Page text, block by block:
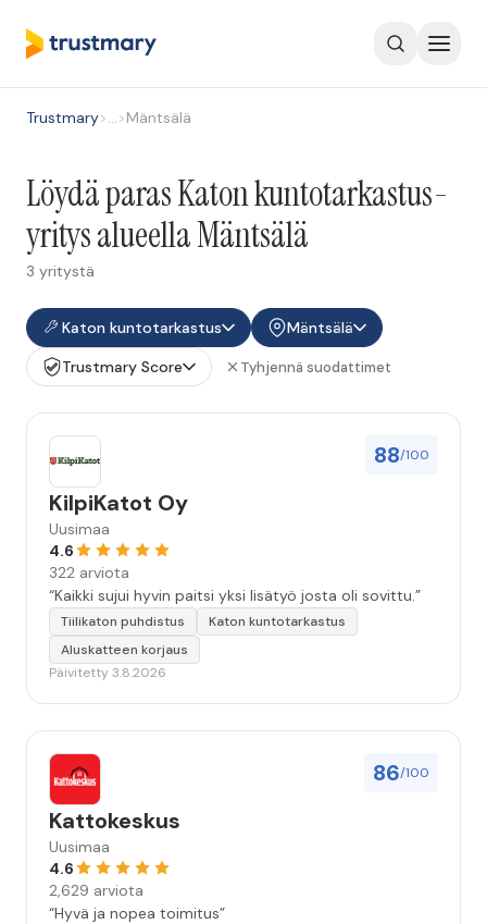
Trustmary>…>Mäntsälä
Löydä paras Katon kuntotarkastus-
yritys alueella Mäntsälä
3 yritystä
Katon kuntotarkastus
Mäntsälä
Trustmary Score
Tyhjennä suodattimet
88/100
KilpiKatot Oy
Uusimaa
4.6
322 arviota
“Kaikki sujui hyvin paitsi yksi lisätyö josta oli sovittu.”
Tiilikaton puhdistus
Katon kuntotarkastus
Aluskatteen korjaus
Päivitetty 3.8.2026
86/100
Kattokeskus
Uusimaa
4.6
2,629 arviota
“Hyvä ja nopea toimitus”